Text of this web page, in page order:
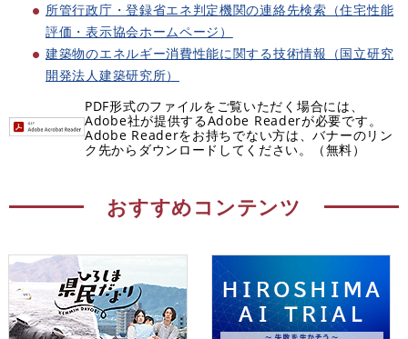
所管行政庁・登録省エネ判定機関の連絡先検索（住宅性能
評価・表示協会ホームページ）
建築物のエネルギー消費性能に関する技術情報（国立研究
開発法人建築研究所）
PDF形式のファイルをご覧いただく場合には、
Adobe社が提供するAdobe Readerが必要です。
Adobe Readerをお持ちでない方は、バナーのリン
ク先からダウンロードしてください。（無料）
おすすめコンテンツ